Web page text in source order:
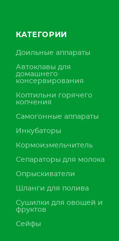
КАТЕГОРИИ
Доильные аппараты
Автоклавы для
домашнего
консервирования
Коптильни горячего
копчения
Самогонные аппараты
Инкубаторы
Кормоизмельчитель
Сепараторы для молока
Опрыскиватели
Шланги для полива
Сушилки для овощей и
фруктов
Сейфы